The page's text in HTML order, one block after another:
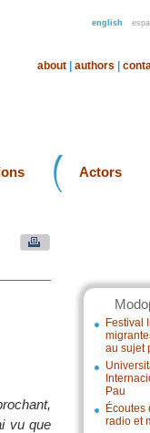
english
about authors
Actors
Festival
au sujet
Pau
Écoutes
radio et
vu que